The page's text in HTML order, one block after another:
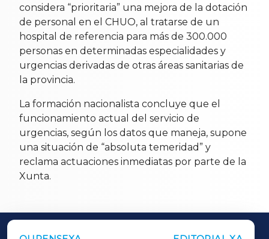
considera “prioritaria” una mejora de la dotación
de personal en el CHUO, al tratarse de un
hospital de referencia para más de 300.000
personas en determinadas especialidades y
urgencias derivadas de otras áreas sanitarias de
la provincia.
La formación nacionalista concluye que el
funcionamiento actual del servicio de
urgencias, según los datos que maneja, supone
una situación de “absoluta temeridad” y
reclama actuaciones inmediatas por parte de la
Xunta.